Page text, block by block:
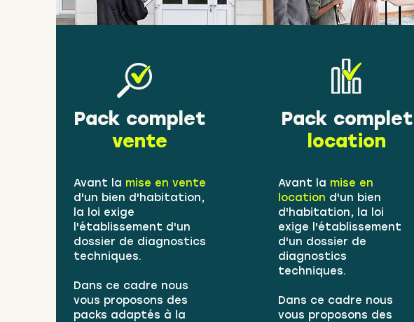
Pack complet
vente
Avant la mise en vente
d'un bien d'habitation,
la loi exige
l'établissement d'un
dossier de diagnostics
techniques.
Dans ce cadre nous
vous proposons des
packs adaptés à la
Pack complet
location
Avant la mise en
location d'un bien
d'habitation, la loi
exige l'établissement
d'un dossier de
diagnostics
techniques.
Dans ce cadre nous
vous proposons des